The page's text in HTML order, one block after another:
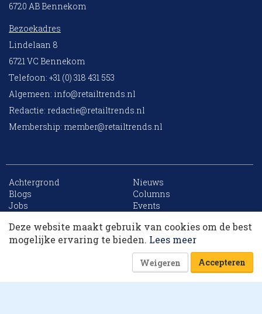
6720 AB Bennekom
Bezoekadres
Lindelaan 8
6721 VC Bennekom
Telefoon: +31 (0) 318 431 553
Algemeen: info@retailtrends.nl
Redactie: redactie@retailtrends.nl
Membership: member@retailtrends.nl
Achtergrond
Nieuws
Blogs
Columns
Jobs
Events
Archief
Sitemap
Website is powered by
Deze website maakt gebruik van cookies om de best
mogelijke ervaring te bieden. Lees meer
Weigeren Accepteren
10 collega’s
Korting op events